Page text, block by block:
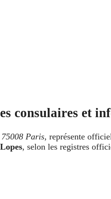
consulaires et
Paris, représente
, selon les registres